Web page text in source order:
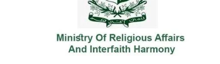
صومالی وزیر دفاع کا اعلیٰ عسکری قیادت سے ملاقات، دفاعی تعاون بڑھانے پر